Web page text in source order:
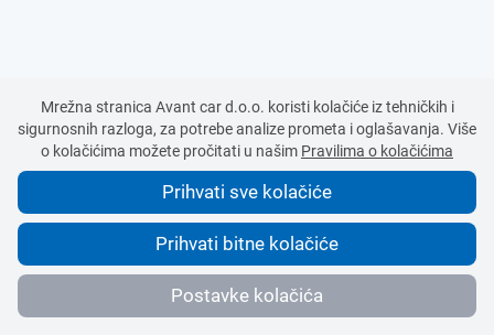
© 2016-2026 AVANT CAR d.o.o.Sva prava pridržana.
Upravljajte kolačićima
Nasveti
Mrežna stranica Avant car d.o.o. koristi kolačiće iz tehničkih i
sigurnosnih razloga, za potrebe analize prometa i oglašavanja. Više
o kolačićima možete pročitati u našim Pravilima o kolačićima
Prihvati sve kolačiće
Prihvati bitne kolačiće
Postavke kolačića